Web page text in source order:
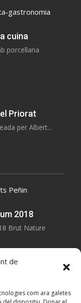
de
com ara galetes
cuina
porcellana
Priorat
per Albert...
2018
Brut Nature